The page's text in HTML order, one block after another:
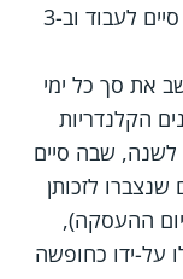
לצבור) במהלך השנה הקלנדרית שבה סיים לעבוד וב-3
את סך כל ימי
לזכות העובדב-3 השנים הקלנדריות
לשנה, שבה סיים
לזכותן
ההעסקה),
על-ידו כחופשה